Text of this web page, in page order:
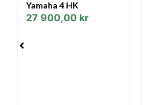
Yamaha 4 HK
27 900,00 kr